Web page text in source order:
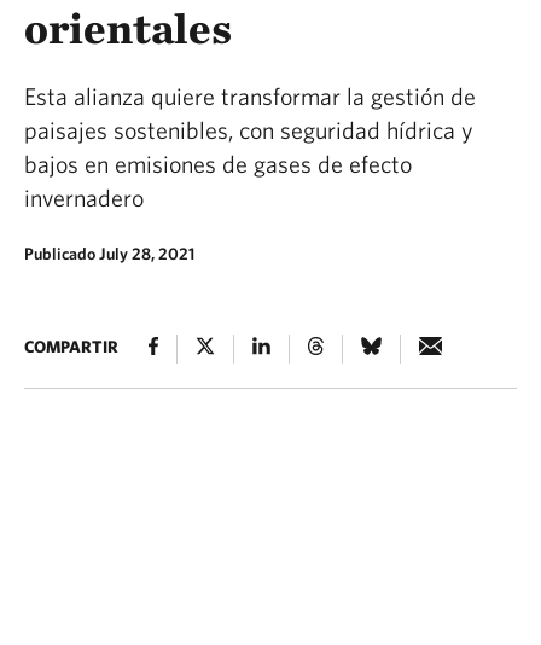
orientales
Esta alianza quiere transformar la gestión de
paisajes sostenibles, con seguridad hídrica y
bajos en emisiones de gases de efecto
invernadero
Publicado July 28, 2021
COMPARTIR